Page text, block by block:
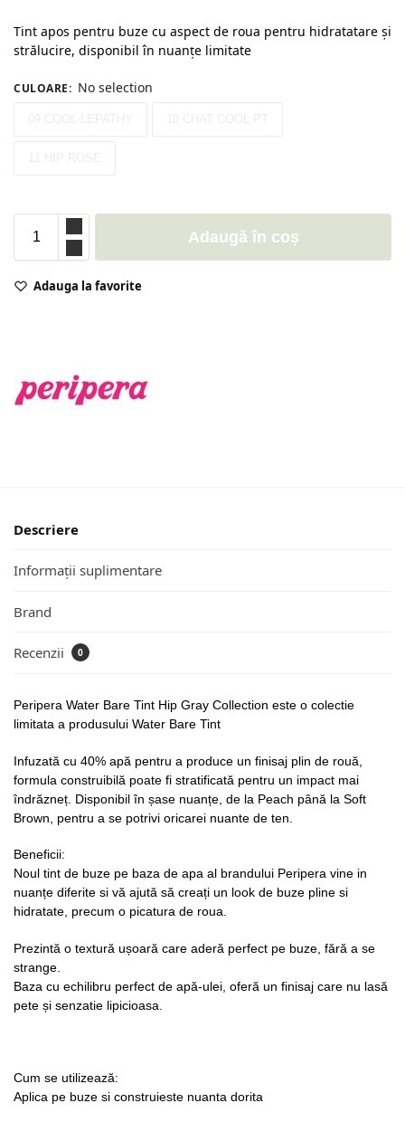
Tint apos pentru buze cu aspect de roua pentru hidratatare și
strălucire, disponibil în nuanțe limitate
CULOARE: No selection
Adaugă în coș
Adauga la favorite
Descriere
Informații suplimentare
Brand
Recenzii 0
Peripera Water Bare Tint Hip Gray Collection este o colectie
limitata a produsului Water Bare Tint
Infuzată cu 40% apă pentru a produce un finisaj plin de rouă,
formula construibilă poate fi stratificată pentru un impact mai
îndrăzneț. Disponibil în șase nuanțe, de la Peach până la Soft
Brown, pentru a se potrivi oricarei nuante de ten.
Beneficii:
Noul tint de buze pe baza de apa al brandului Peripera vine in
nuanțe diferite si vă ajută să creați un look de buze pline si
hidratate, precum o picatura de roua.
Prezintă o textură ușoară care aderă perfect pe buze, fără a se
strange.
Baza cu echilibru perfect de apă-ulei, oferă un finisaj care nu lasă
pete și senzatie lipicioasa.
Cum se utilizează:
Aplica pe buze si construieste nuanta dorita